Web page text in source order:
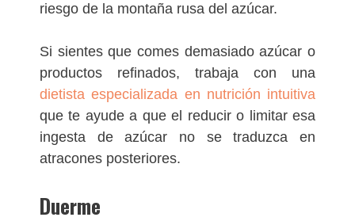
riesgo de la montaña rusa del azúcar.
Si sientes que comes demasiado azúcar o
productos refinados, trabaja con una
dietista especializada en nutrición intuitiva
que te ayude a que el reducir o limitar esa
ingesta de azúcar no se traduzca en
atracones posteriores.
Duerme